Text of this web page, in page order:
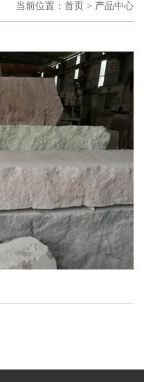
当前位置： 首页 > 产品中心